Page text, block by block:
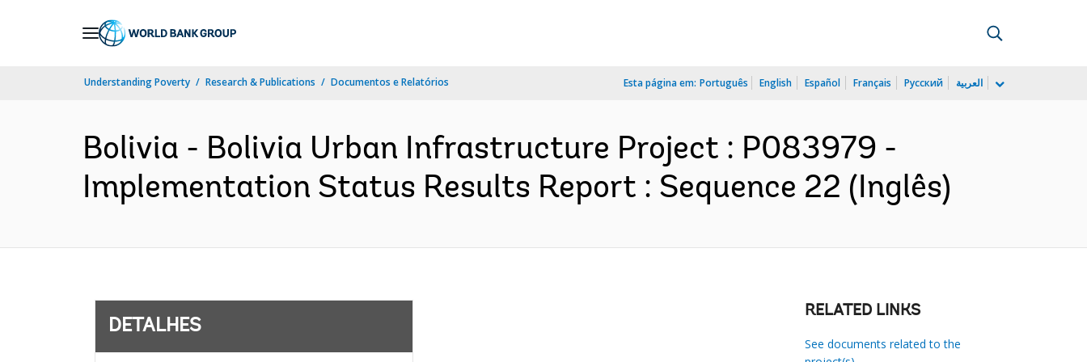
Understanding Poverty Research & Publications Documentos e Relatórios Esta página em: Português English Español Français Русский العربية
Bolivia - Bolivia Urban Infrastructure Project : P083979 -
Implementation Status Results Report : Sequence 22 (Inglês)
DETALHES
RELATED LINKS
See documents related to the